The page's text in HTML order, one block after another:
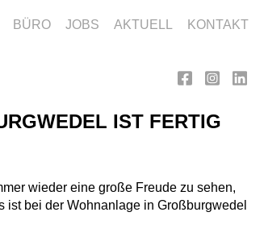
BÜRO JOBS AKTUELL KONTAKT
IST FERTIG U
wieder eine große Freude zu sehen,
bei der Wohnanlage in Großburgwedel